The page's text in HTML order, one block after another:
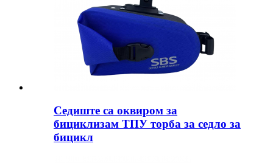
Седиште са оквиром за
бициклизам ТПУ торба за седло за
бицикл